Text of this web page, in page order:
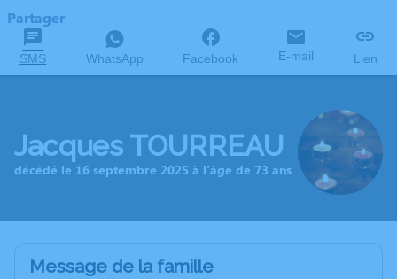
Partager
SMS WhatsApp Facebook E-mail Lien
Jacques TOURREAU
décédé le 16 septembre 2025 à l'âge de 73 ans
Message de la famille